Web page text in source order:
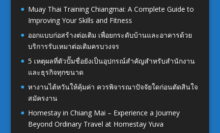
Muay Thai Training Chiangmai: A Complete Guide to
Improving Your Skills and Fitness
ออกแบบก่อสร้างต่อเติม เพื่อยกระดับบ้านและอาคารด้วย
บริการรับเหมาต่อเติมครบวงจร
5 เหตุผลที่ตัวปั๊มชื่อยังเป็นอุปกรณ์สำคัญสำหรับสำนักงาน
และธุรกิจทุกขนาด
หางานไต้หวันให้คุ้มค่า ควรพิจารณาปัจจัยใดก่อนตัดสินใจ
สมัครงาน
Homestay in Chiang Mai – Experience a Journey
Beyond Ordinary Travel at Homestay Yuva